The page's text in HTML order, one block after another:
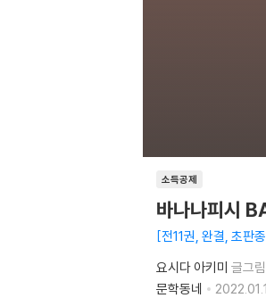
소득공제
바나나피시
전11권, 완결, 초판
요시다 아키미 글그림
문학동네